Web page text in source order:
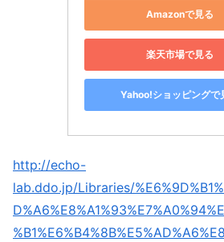
Amazonで見る
楽天市場で見る
Yahoo!ショッピングで
http://echo-
lab.ddo.jp/Libraries/